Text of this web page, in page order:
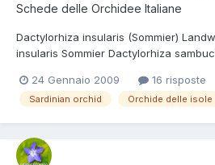
Schede delle Orchidee Italiane
Dactylorhiza insularis (Sommier)
insularis Sommier Dactylorhiza
Hunt Dactylorhiza insularis f. bartonii
Gathoye & D. Tyteca Dactylorhiza
24 Gennaio 2009 16 risposte
Sardinian orchid Orchide delle isole